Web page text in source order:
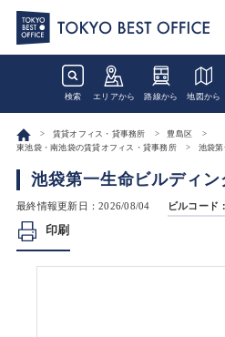
検索 エリアから 路線から 地図から
賃貸オフィス・貸事務所
豊島区
東池袋・南池袋の賃貸オフィス・貸事務所
池袋
池袋第一生命ビルディン
最終情報更新日：2026/08/04 ビルコード：
印刷